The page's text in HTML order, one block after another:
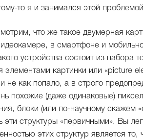
то я и занимался этой
что же такое двумерная
в смартфоне и
устройства состоит из набора
элементами картинки или «picture
не как попало, а в строго
похожие (даже одинаковые)
блоки (или по-научному скажем
эти структуры «первичными». Вы
этих структур является